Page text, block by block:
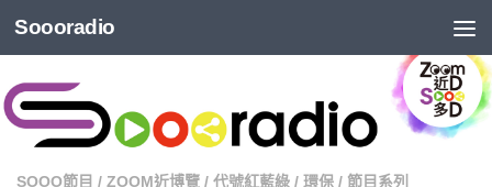
Soooradio
SOOO節目 / ZOOM近博覽 / 代號紅藍綠 / 環保 / 節目系列